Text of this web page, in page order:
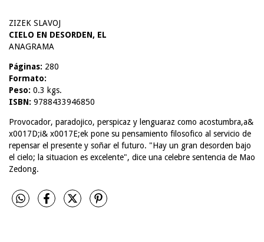
ZIZEK SLAVOJ
CIELO EN DESORDEN, EL
ANAGRAMA
Páginas: 280
Formato:
Peso: 0.3 kgs.
ISBN: 9788433946850
Provocador, paradojico, perspicaz y lenguaraz como acostumbra,a&
x0017D;i& x0017E;ek pone su pensamiento filosofico al servicio de
repensar el presente y soñar el futuro. "Hay un gran desorden bajo
el cielo; la situacion es excelente", dice una celebre sentencia de Mao
Zedong.